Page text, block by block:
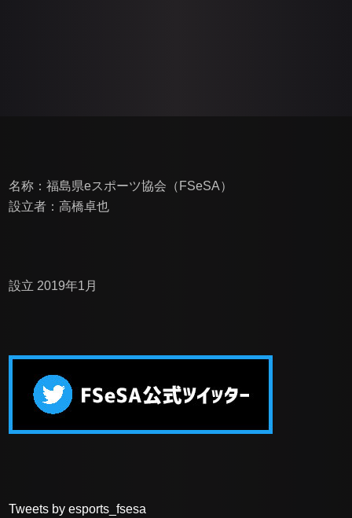
名称：福島県eスポーツ協会（FSeSA）
設立者：高橋卓也
設立 2019年1月
Tweets by esports_fsesa